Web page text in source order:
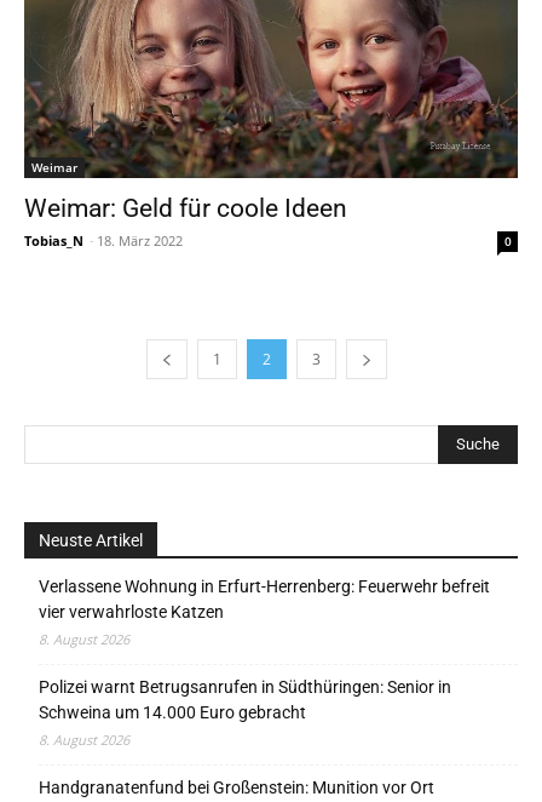
Weimar
Weimar: Geld für coole Ideen
Tobias_N - 18. März 2022 0
1 2 3
Neuste Artikel
Verlassene Wohnung in Erfurt-Herrenberg: Feuerwehr befreit
vier verwahrloste Katzen
8. August 2026
Polizei warnt Betrugsanrufen in Südthüringen: Senior in
Schweina um 14.000 Euro gebracht
8. August 2026
Handgranatenfund bei Großenstein: Munition vor Ort